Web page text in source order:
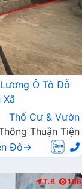
Ô Tô Đỗ
Thổ Cư & Vườn
Thuận Tiện
Đô→
T.B 166